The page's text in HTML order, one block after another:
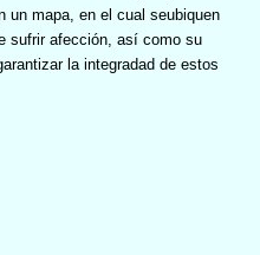
un mapa, en el cual seubiquen
sufrir afección, así como su
la integradad de estos